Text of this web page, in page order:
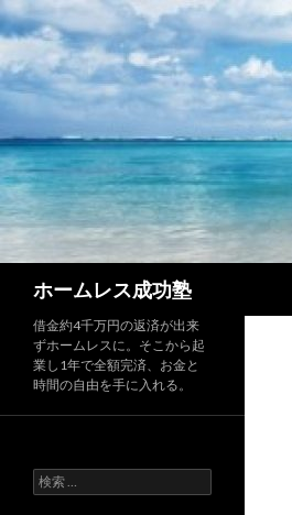
ホームレス成功塾
借金約4千万円の返済が出来
ずホームレスに。そこから起
業し1年で全額完済、お金と
時間の自由を手に入れる。
検
索: